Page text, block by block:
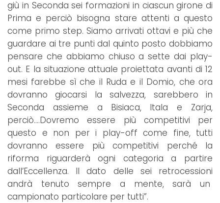
giù in Seconda sei formazioni in ciascun girone di
Prima e perciò bisogna stare attenti a questo
come primo step. Siamo arrivati ottavi e più che
guardare ai tre punti dal quinto posto dobbiamo
pensare che abbiamo chiuso a sette dai play-
out. E la situazione attuale proiettata avanti di 12
mesi farebbe sì che il Ruda e il Domio, che ora
dovranno giocarsi la salvezza, sarebbero in
Seconda assieme a Bisiaca, Itala e Zarja,
perciò….Dovremo essere più competitivi per
questo e non per i play-off come fine, tutti
dovranno essere più competitivi perché la
riforma riguarderà ogni categoria a partire
dall’Eccellenza. Il dato delle sei retrocessioni
andrà tenuto sempre a mente, sarà un
campionato particolare per tutti”.